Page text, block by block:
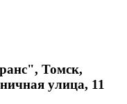
Томск,
улица, 11